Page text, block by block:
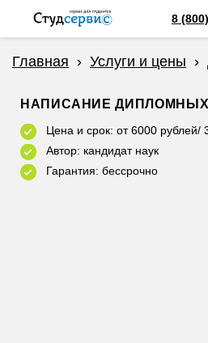
8
Главная › Услуги и цены ›
НАПИСАНИЕ
Цена и срок: от 6000 рублей/
Автор: кандидат наук
Гарантия: бессрочно